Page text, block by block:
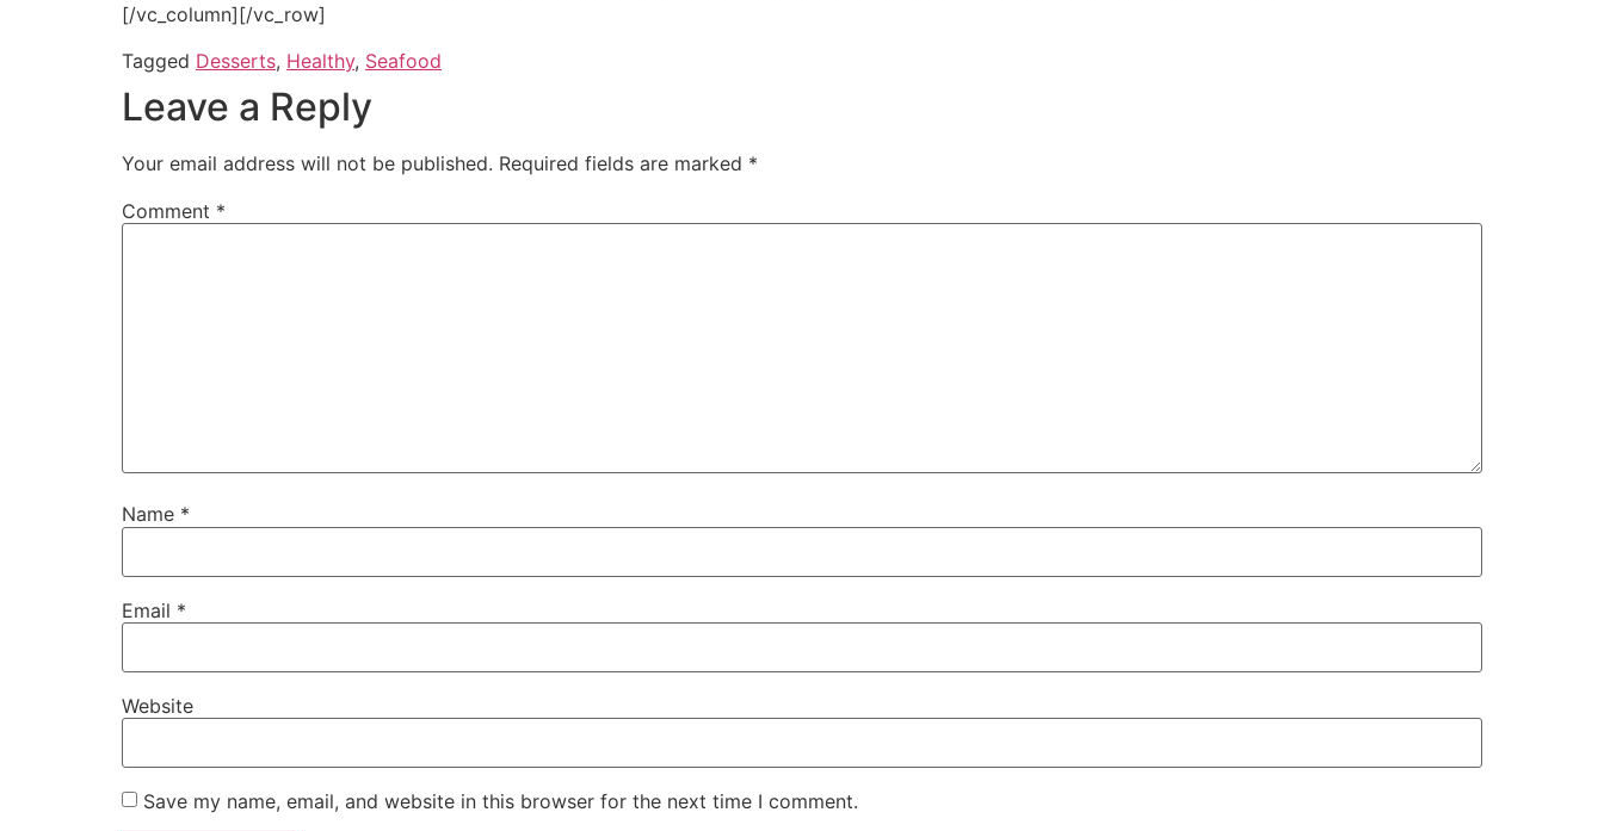
[/vc_column][/vc_row]
Tagged Desserts, Healthy, Seafood
Leave a Reply
Your email address will not be published. Required fields are marked *
Comment *
Name *
Email *
Website
Save my name, email, and website in this browser for the next time I comment.